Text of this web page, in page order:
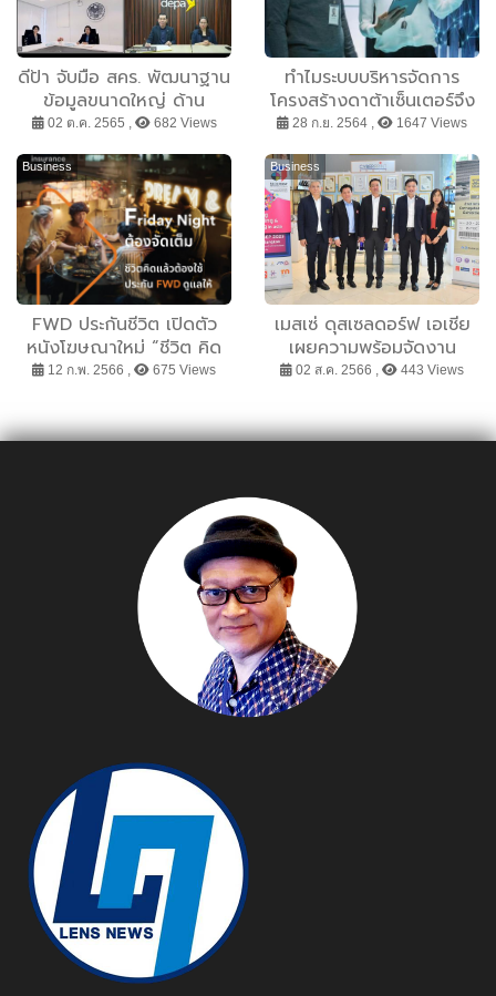
ดีป้า จับมือ สคร. พัฒนาฐาน
ข้อมูลขนาดใหญ่ ด้าน
รัฐวิสาหกิจ หลักทรัพย์ของ
รัฐและเอกชน
02 ต.ค. 2565 , 682 Views
ทำไมระบบบริหารจัดการ
โครงสร้างดาต้าเซ็นเตอร์จึง
เป็นสิ่งจำเป็นมากยิ่งขึ้น
28 ก.ย. 2564 , 1647 Views
Business
FWD ประกันชีวิต เปิดตัว
หนังโฆษณาใหม่ “ชีวิต คิด
แล้วต้องใช้” ปลุกทุกคนให้
12 ก.พ. 2566 , 675 Views
Business
เมสเซ่ ดุสเซลดอร์ฟ เอเชีย
เผยความพร้อมจัดงาน
PACK PRINT
2023
02 ส.ค. 2566 , 443 Views